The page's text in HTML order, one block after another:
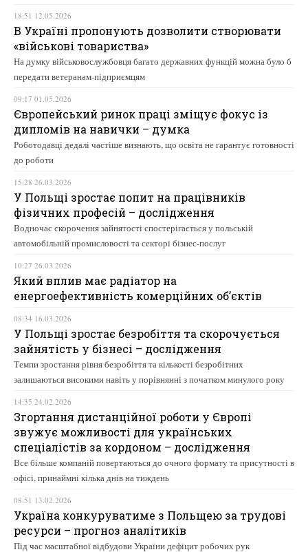
18:51 12.05.2026
В Україні пропонують дозволити створювати
«військові товариства»
На думку військовослужбовця багато державних функцій можна було б
передати ветеранам-підприємцям
09:17 01.05.2026
Європейський ринок праці зміщує фокус із
дипломів на навички – думка
Роботодавці дедалі частіше визнають, що освіта не гарантує готовності
до роботи
15:28 26.03.2026
У Польщі зростає попит на працівників
фізичних професій – дослідження
Водночас скорочення зайнятості спостерігається у польській
автомобільній промисловості та секторі бізнес-послуг
10:27 26.03.2026
Який вплив має радіатор на
енергоефективність комерційних об’єктів
08:34 16.03.2026
У Польщі зростає безробіття та скорочується
зайнятість у бізнесі – дослідження
Темпи зростання рівня безробіття та кількості безробітних
залишаються високими навіть у порівнянні з початком минулого року
14:35 24.02.2026
Згортання дистанційної роботи у Європі
звужує можливості для українських
спеціалістів за кордоном – дослідження
Все більше компаній повертаються до очного формату та присутності в
офісі, принаймні кілька днів на тиждень
08:51 13.02.2026
Україна конкуруватиме з Польщею за трудові
ресурси – прогноз аналітиків
Під час масштабної відбудови України дефіцит робочих рук